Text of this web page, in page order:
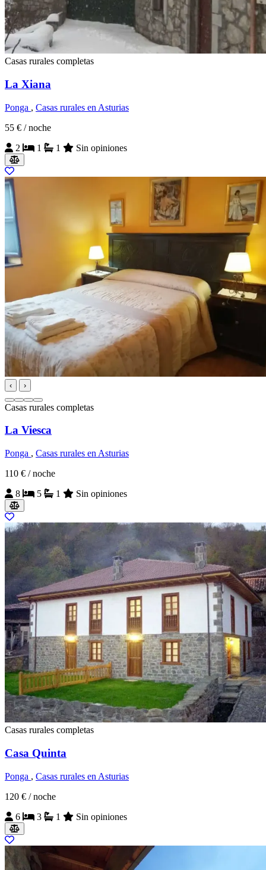
Casas rurales completas
La Xiana
Ponga , Casas rurales en Asturias
55 € / noche
2
1 1 Sin opiniones
‹ ›
Casas rurales completas
La Viesca
Ponga , Casas rurales en Asturias
110 € / noche
8
5 1 Sin opiniones
Casas rurales completas
Casa Quinta
Ponga , Casas rurales en Asturias
120 € / noche
6
3 1 Sin opiniones